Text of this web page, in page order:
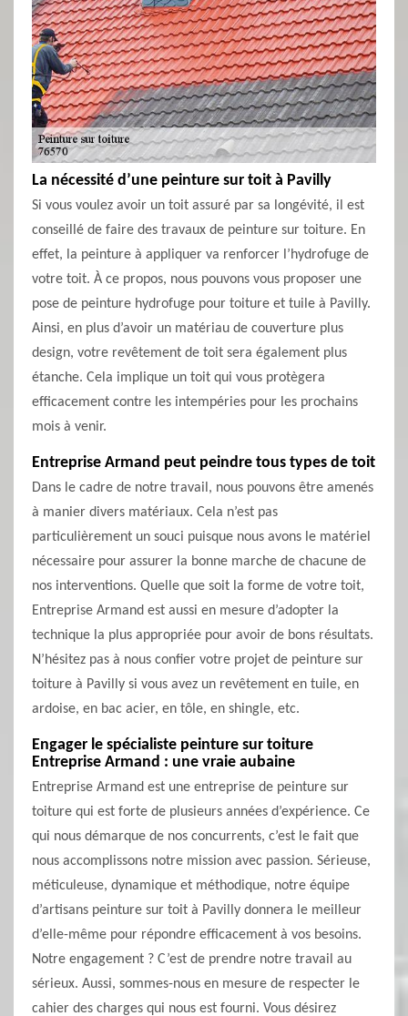
La nécessité d’une peinture sur toit à Pavilly
Si vous voulez avoir un toit assuré par sa longévité, il est
conseillé de faire des travaux de peinture sur toiture. En
effet, la peinture à appliquer va renforcer l’hydrofuge de
votre toit. À ce propos, nous pouvons vous proposer une
pose de peinture hydrofuge pour toiture et tuile à Pavilly.
Ainsi, en plus d’avoir un matériau de couverture plus
design, votre revêtement de toit sera également plus
étanche. Cela implique un toit qui vous protègera
efficacement contre les intempéries pour les prochains
mois à venir.
Entreprise Armand peut peindre tous types de toit
Dans le cadre de notre travail, nous pouvons être amenés
à manier divers matériaux. Cela n’est pas
particulièrement un souci puisque nous avons le matériel
nécessaire pour assurer la bonne marche de chacune de
nos interventions. Quelle que soit la forme de votre toit,
Entreprise Armand est aussi en mesure d’adopter la
technique la plus appropriée pour avoir de bons résultats.
N’hésitez pas à nous confier votre projet de peinture sur
toiture à Pavilly si vous avez un revêtement en tuile, en
ardoise, en bac acier, en tôle, en shingle, etc.
Engager le spécialiste peinture sur toiture
Entreprise Armand : une vraie aubaine
Entreprise Armand est une entreprise de peinture sur
toiture qui est forte de plusieurs années d’expérience. Ce
qui nous démarque de nos concurrents, c’est le fait que
nous accomplissons notre mission avec passion. Sérieuse,
méticuleuse, dynamique et méthodique, notre équipe
d’artisans peinture sur toit à Pavilly donnera le meilleur
d’elle-même pour répondre efficacement à vos besoins.
Notre engagement ? C’est de prendre notre travail au
sérieux. Aussi, sommes-nous en mesure de respecter le
cahier des charges qui nous est fourni. Vous désirez